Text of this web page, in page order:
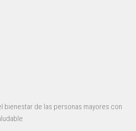
bienestar de las personas mayores con